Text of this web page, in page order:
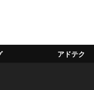
アドテク